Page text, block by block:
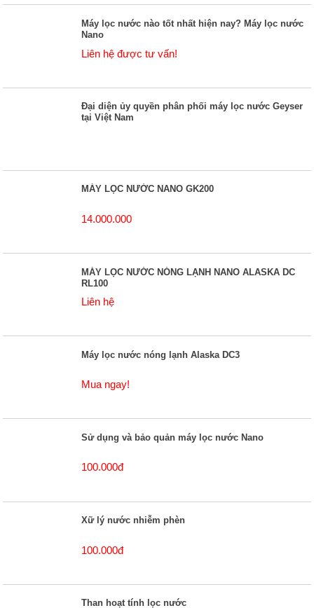
Máy lọc nước nào tốt nhất hiện nay? Máy lọc nước
Nano
Liên hệ được tư vấn!
Đại diện ủy quyền phân phối máy lọc nước Geyser
tại Việt Nam
MÁY LỌC NƯỚC NANO GK200
14.000.000
MÁY LỌC NƯỚC NÓNG LẠNH NANO ALASKA DC
RL100
Liên hệ
Máy lọc nước nóng lạnh Alaska DC3
Mua ngay!
Sử dụng và bảo quản máy lọc nước Nano
100.000đ
Xữ lý nước nhiễm phèn
100.000đ
Than hoạt tính lọc nước